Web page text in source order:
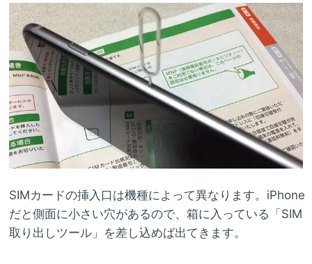
SIMカードの挿入口は機種によって異なります。iPhone
だと側面に小さい穴があるので、箱に入っている「SIM
取り出しツール」を差し込めば出てきます。